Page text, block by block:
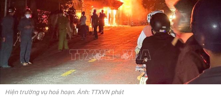
Hiện trường vụ hoả hoạn. Ảnh: TTXVN phát